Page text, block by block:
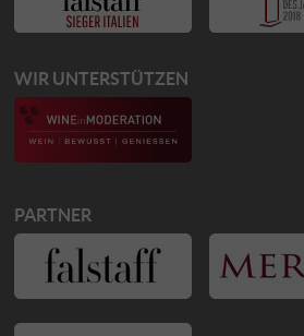
WIR UNTERSTÜTZEN
PARTNER